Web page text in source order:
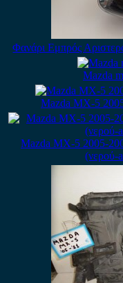
Φανάρι Εμπρός
Mazda
Mazda MX-5
Mazda MX-5 2005-
(νερού-